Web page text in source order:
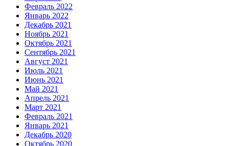
Февраль 2022
Январь 2022
Декабрь 2021
Ноябрь 2021
Октябрь 2021
Сентябрь 2021
Август 2021
Июль 2021
Июнь 2021
Май 2021
Апрель 2021
Март 2021
Февраль 2021
Январь 2021
Декабрь 2020
Октябрь 2020